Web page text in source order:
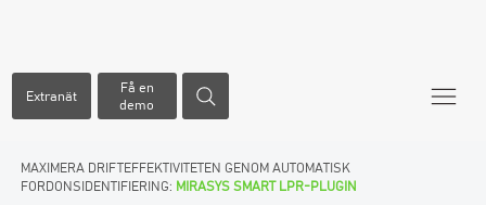
Extranät
Få en
demo
MAXIMERA DRIFTEFFEKTIVITETEN GENOM AUTOMATISK
FORDONSIDENTIFIERING: MIRASYS SMART LPR-PLUGIN